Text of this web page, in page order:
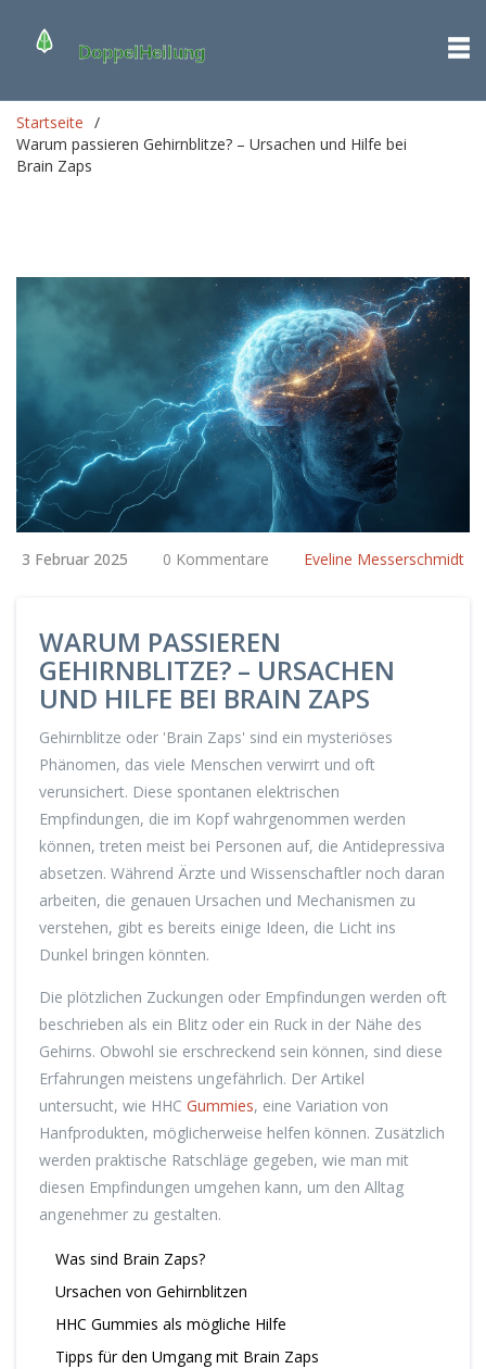
Startseite
Warum passieren Gehirnblitze? – Ursachen und Hilfe bei
Brain Zaps
3 Februar 2025 0 Kommentare Eveline Messerschmidt
WARUM PASSIEREN
GEHIRNBLITZE? – URSACHEN
UND HILFE BEI BRAIN ZAPS
Gehirnblitze oder 'Brain Zaps' sind ein mysteriöses
Phänomen, das viele Menschen verwirrt und oft
verunsichert. Diese spontanen elektrischen
Empfindungen, die im Kopf wahrgenommen werden
können, treten meist bei Personen auf, die Antidepressiva
absetzen. Während Ärzte und Wissenschaftler noch daran
arbeiten, die genauen Ursachen und Mechanismen zu
verstehen, gibt es bereits einige Ideen, die Licht ins
Dunkel bringen könnten.
Die plötzlichen Zuckungen oder Empfindungen werden oft
beschrieben als ein Blitz oder ein Ruck in der Nähe des
Gehirns. Obwohl sie erschreckend sein können, sind diese
Erfahrungen meistens ungefährlich. Der Artikel
untersucht, wie HHC Gummies, eine Variation von
Hanfprodukten, möglicherweise helfen können. Zusätzlich
werden praktische Ratschläge gegeben, wie man mit
diesen Empfindungen umgehen kann, um den Alltag
angenehmer zu gestalten.
Was sind Brain Zaps?
Ursachen von Gehirnblitzen
HHC Gummies als mögliche Hilfe
Tipps für den Umgang mit Brain Zaps